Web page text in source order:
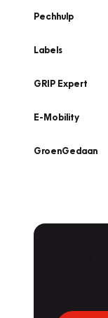
Pechhulp
Labels
GRIP Expert
E-Mobility
GroenGedaan